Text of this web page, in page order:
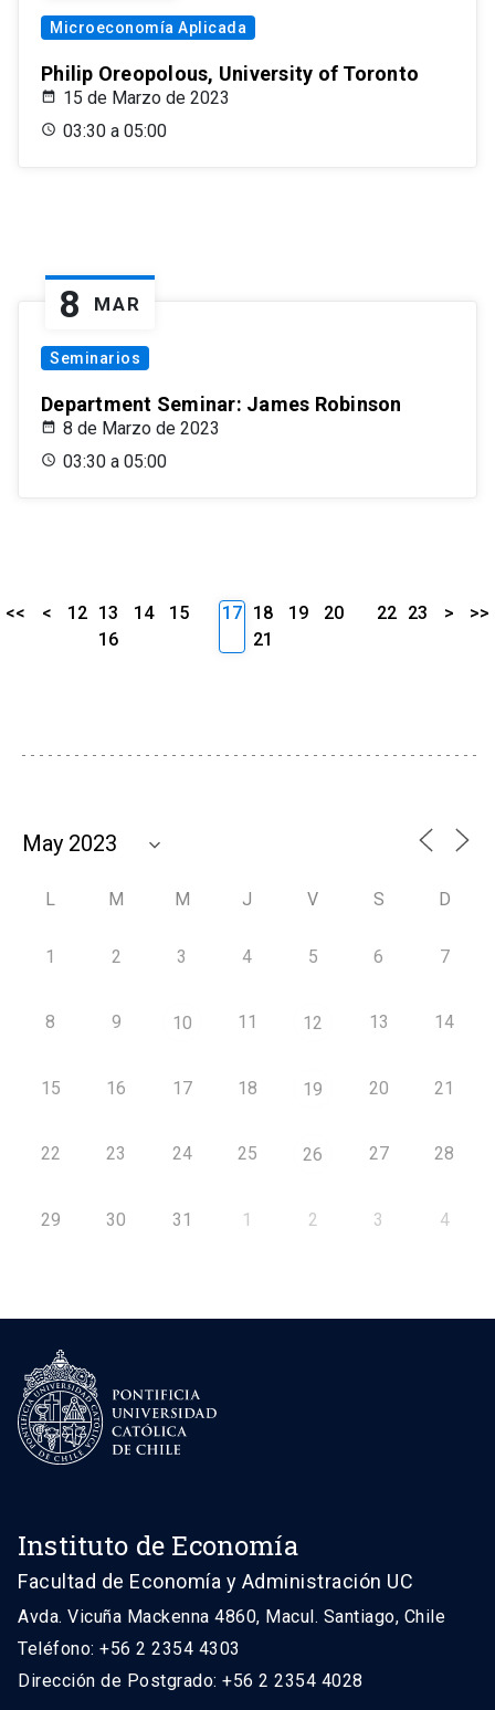
Microeconomía Aplicada
Philip Oreopolous, University of Toronto
15 de Marzo de 2023
03:30 a 05:00
8 MAR
Seminarios
Department Seminar: James Robinson
8 de Marzo de 2023
03:30 a 05:00
<< < 12 13 14
15
16
17 18 19
20
21
22 23 > >>
L M M J V S D
1 2 3 4 5 6 7
8 9 10 11 12 13 14
15 16 17 18 19 20 21
22 23 24 25 26 27 28
29 30 31 1 2 3 4
Instituto de Economía
Facultad de Economía y Administración UC
Avda. Vicuña Mackenna 4860, Macul. Santiago, Chile
Teléfono: +56 2 2354 4303
Dirección de Postgrado: +56 2 2354 4028